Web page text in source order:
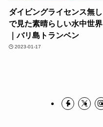
ダイビングライセンス無し
で見た素晴らしい水中世界
｜バリ島トランベン
2023-01-17